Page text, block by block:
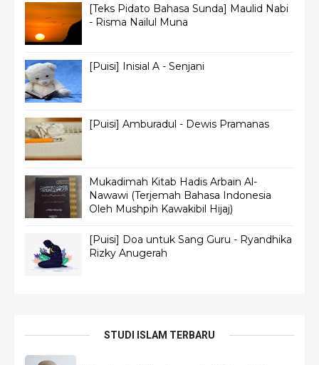
[Teks Pidato Bahasa Sunda] Maulid Nabi
- Risma Nailul Muna
[Puisi] Inisial A - Senjani
[Puisi] Amburadul - Dewis Pramanas
Mukadimah Kitab Hadis Arbain Al-
Nawawi (Terjemah Bahasa Indonesia
Oleh Mushpih Kawakibil Hijaj)
[Puisi] Doa untuk Sang Guru - Ryandhika
Rizky Anugerah
STUDI ISLAM TERBARU